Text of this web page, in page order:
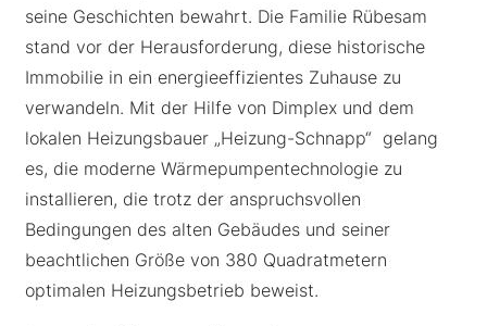
seine Geschichten bewahrt. Die Familie Rübesam
stand vor der Herausforderung, diese historische
Immobilie in ein energieeffizientes Zuhause zu
verwandeln. Mit der Hilfe von Dimplex und dem
lokalen Heizungsbauer „Heizung-Schnapp“ gelang
es, die moderne Wärmepumpentechnologie zu
installieren, die trotz der anspruchsvollen
Bedingungen des alten Gebäudes und seiner
beachtlichen Größe von 380 Quadratmetern
optimalen Heizungsbetrieb beweist.